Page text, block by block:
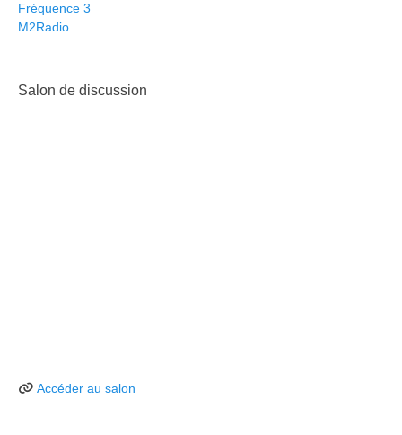
Fréquence 3
M2Radio
Salon de discussion
Accéder au salon